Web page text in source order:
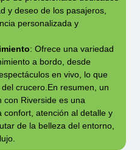
y deseo de los pasajeros,
personalizada y
: Ofrece una variedad
a bordo, desde
en vivo, lo que
crucero.En resumen, un
con Riverside es una
confort, atención al detalle y
de la belleza del entorno,